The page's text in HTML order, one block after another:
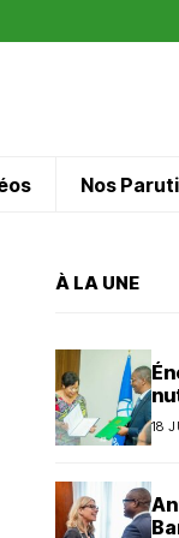
Nos
À LA UNE
18